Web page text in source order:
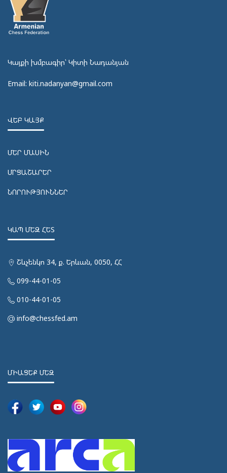
Կայքի խմբագիր՝ Կիտի Նադանյան
Email: kiti.nadanyan@gmail.com
ՎԵԲ ԿԱՅՔ
ՄԵՐ ՄԱՍԻՆ
ՄՐՑԱՇԱՐԵՐ
ՆՈՐՈՒԹՅՈՒՆՆԵՐ
ԿԱՊ ՄԵԶ ՀԵՏ
Շևչենկո 34, ք. Երևան, 0050, ՀՀ
099-44-01-05
010-44-01-05
info@chessfed.am
ՄԻԱՑԵՔ ՄԵԶ